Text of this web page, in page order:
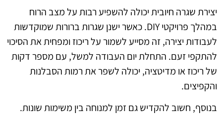
יצירת שגרה חיובית יכולה להשפיע רבות על מצב הרוח
במהלך פרויקטי DIY. כאשר ישנן שגרות ברורות שמוקדשות
לעבודות יצירה, זה מסייע לשמור על ריכוז ומפחית את הסיכוי
להתקפי זעם. התחלת יום העבודה למשל, עם מספר דקות
של ריכוז או מדיטציה, יכולה לשפר את רמות הסבלנות
והקפיצים.
בנוסף, חשוב להקדיש גם זמן למנוחה בין משימות שונות.